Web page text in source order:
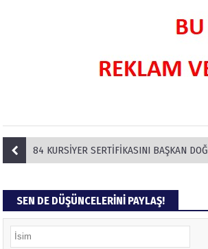
84 KURSİYER SERTİFİKASINI BAŞKAN DOĞAN’DAN ALDI
SEN DE DÜŞÜNCELERİNİ PAYLAŞ!